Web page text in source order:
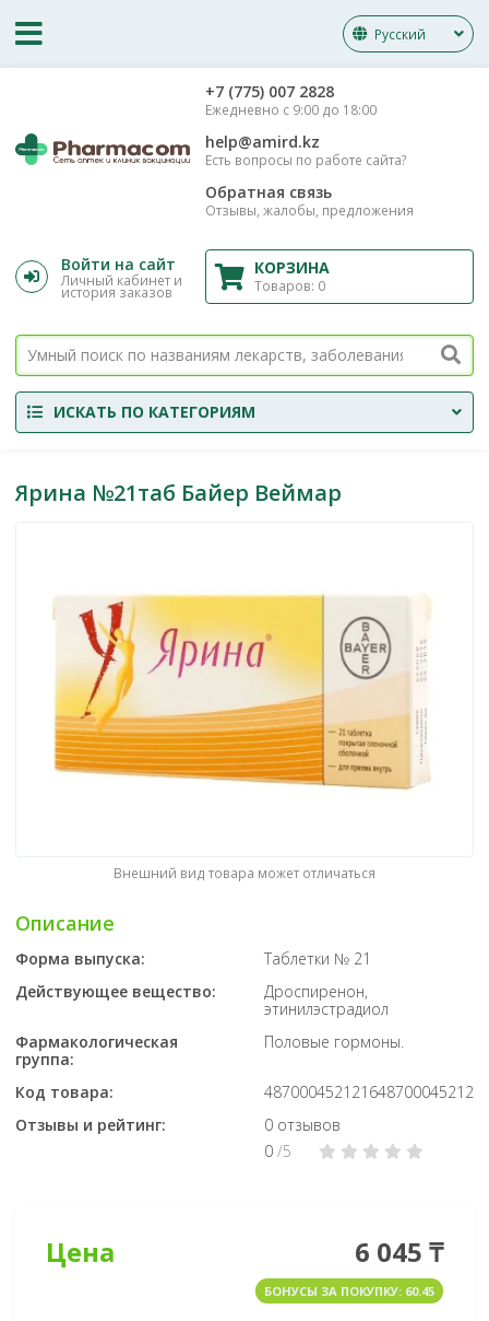
Русский
‎+7 (775) 007 2828
Ежедневно с 9:00 до 18:00
help@amird.kz
Есть вопросы по работе сайта?
Обратная связь
Отзывы, жалобы, предложения
Войти на сайт
Личный кабинет и
история заказов
КОРЗИНА
Товаров: 0
ИСКАТЬ ПО КАТЕГОРИЯМ
Ярина №21таб Байер Веймар
Внешний вид товара может отличаться
Описание
Форма выпуска:
Таблетки № 21
Действующее вещество:
Дроспиренон,
этинилэстрадиол
Фармакологическая
группа:
Половые гормоны.
Код товара:
487000452121648700045212
Отзывы и рейтинг:
0 отзывов
0 /5
Цена 6 045 ₸
БОНУСЫ ЗА ПОКУПКУ: 60.45